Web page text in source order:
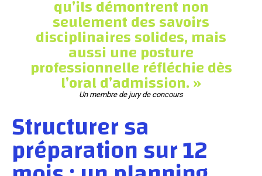
qu’ils démontrent non
seulement des savoirs
disciplinaires solides, mais
aussi une posture
professionnelle réfléchie dès
l’oral d’admission. »
Un membre de jury de concours
Structurer sa
préparation sur 12